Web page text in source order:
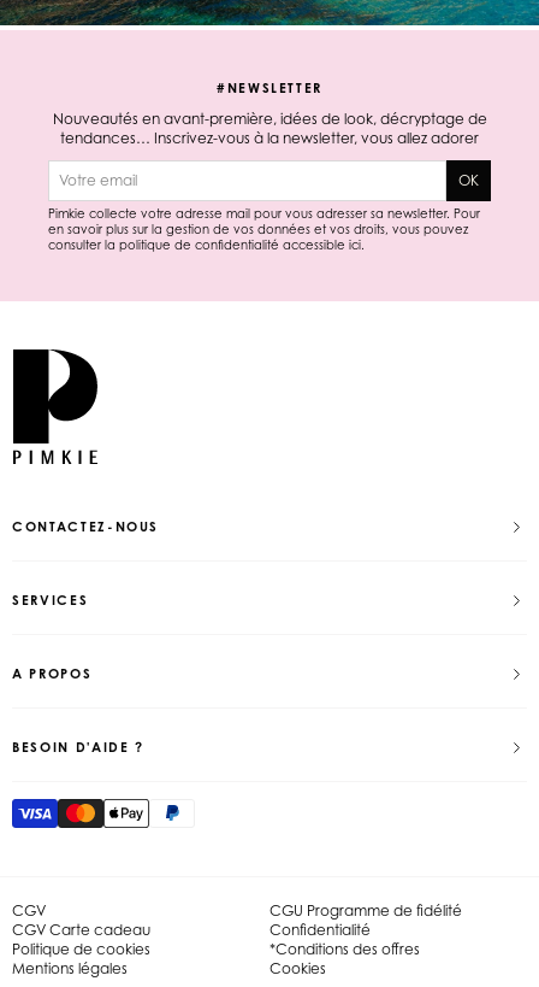
#NEWSLETTER
Nouveautés en avant-première, idées de look, décryptage de
tendances… Inscrivez-vous à la newsletter, vous allez adorer
E-mail
OK
Pimkie collecte votre adresse mail pour vous adresser sa newsletter. Pour
en savoir plus sur la gestion de vos données et vos droits, vous pouvez
consulter la politique de confidentialité accessible ici.
CONTACTEZ-NOUS
SERVICES
A PROPOS
BESOIN D'AIDE ?
CGV
CGU Programme de fidélité
CGV Carte cadeau
Confidentialité
Politique de cookies
*Conditions des offres
Mentions légales
Cookies